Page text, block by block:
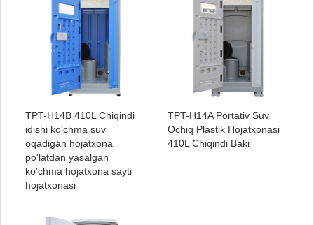
TPT-H14B 410L Chiqindi
idishi ko'chma suv
oqadigan hojatxona
po'latdan yasalgan
ko'chma hojatxona sayti
hojatxonasi
TPT-H14A Portativ Suv
Ochiq Plastik Hojatxonasi
410L Chiqindi Baki